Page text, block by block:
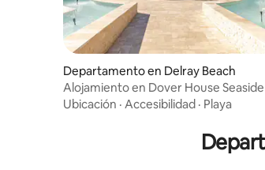
Departamento en Delray Beach
Alojamiento en Dover House Seaside
Ubicación · Accesibilidad · Playa